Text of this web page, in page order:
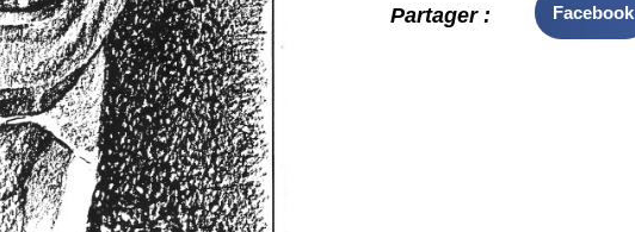
Partager : Facebook